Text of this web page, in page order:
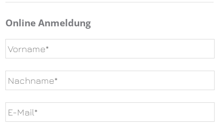
Online Anmeldung